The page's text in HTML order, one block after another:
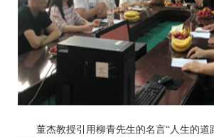
董杰教授引用柳青先生的名言“人生的道